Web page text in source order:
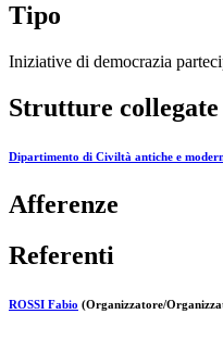
Tipo
Iniziative di democrazia
Strutture collegate
Dipartimento di Civiltà antiche e
Afferenze
Referenti
ROSSI Fabio (Organizzatore/